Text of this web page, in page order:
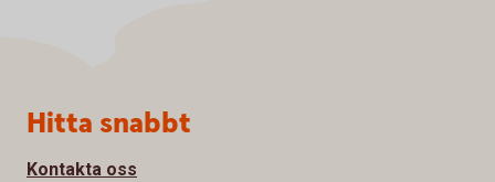
Sidfot
Hitta snabbt
Kontakta oss